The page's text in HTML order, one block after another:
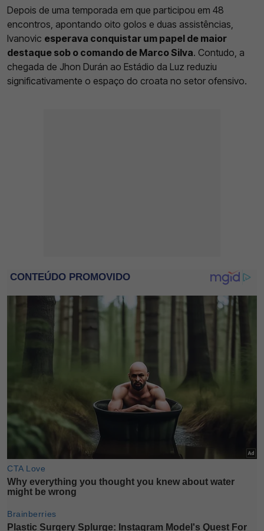
Depois de uma temporada em que participou em 48
encontros, apontando oito golos e duas assistências,
Ivanovic esperava conquistar um papel de maior
destaque sob o comando de Marco Silva. Contudo, a
chegada de Jhon Durán ao Estádio da Luz reduziu
significativamente o espaço do croata no setor ofensivo.